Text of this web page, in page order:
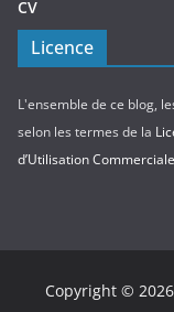
CV
Licence
L'ensemble de ce blog,
selon les termes de la
d’Utilisation
Copyright © 2026